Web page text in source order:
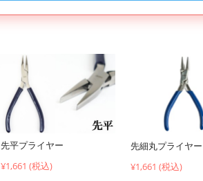
先平プライヤー
¥1,661 (税込)
先細丸プライヤー
¥1,661 (税込)